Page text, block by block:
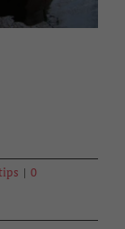
| 0